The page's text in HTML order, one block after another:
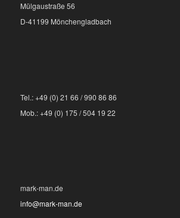
Mülgaustraße 56
D-41199 Mönchengladbach
Tel.: +49 (0) 21 66 / 990 86 86
Mob.: +49 (0) 175 / 504 19 22
mark-man.de
info@mark-man.de